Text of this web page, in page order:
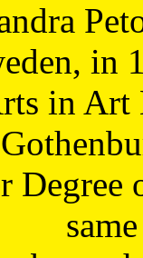
in
in Art
Degree